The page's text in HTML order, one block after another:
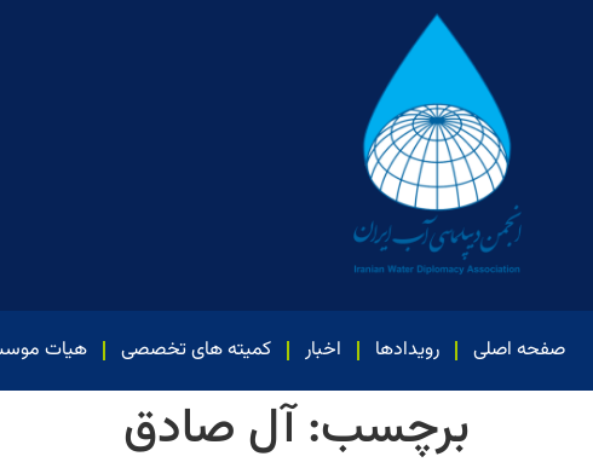
صفحه اصلی رویدادها اخبار کمیته های تخصصی هیات
برچسب:آل صادق